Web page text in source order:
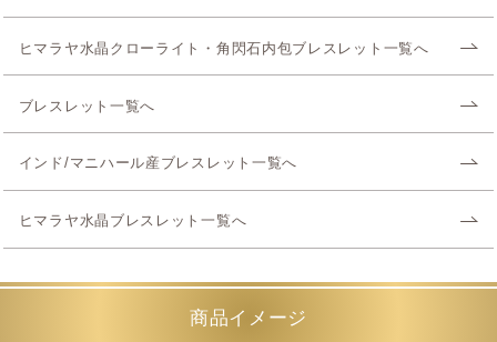
ヒマラヤ水晶クローライト・角閃石内包ブレスレット一覧へ
ブレスレット一覧へ
インド/マニハール産ブレスレット一覧へ
ヒマラヤ水晶ブレスレット一覧へ
商品イメージ